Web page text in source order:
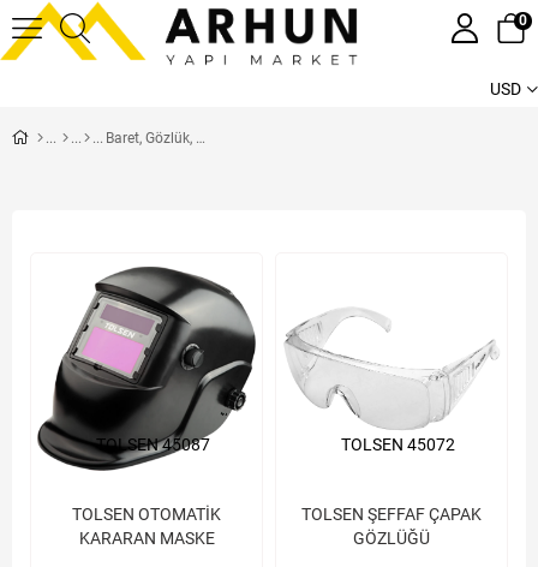
USD
0
Baret, Gözlük, Maske, Kulaklık
TOLSEN OTOMATİK
KARARAN MASKE
TOLSEN 45087
TOLSEN ŞEFFAF ÇAPAK
GÖZLÜĞÜ
TOLSEN 45072